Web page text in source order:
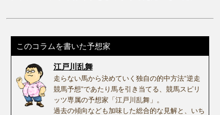
このコラムを書いた予想家
江戸川乱舞
走らない馬から決めていく独自の的中方法“逆走
競馬予想”であたり馬を引き当てる、競馬スピリ
ッツ専属の予想家「江戸川乱舞」。
過去の傾向なども加味した総合的な見解と、いち